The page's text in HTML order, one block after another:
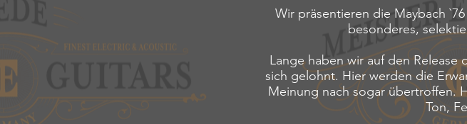
Wir präsentieren die Maybach
besonderes,
Lange haben wir auf den
sich gelohnt. Hier werden die
Meinung nach sogar übertroffen.
Ton,